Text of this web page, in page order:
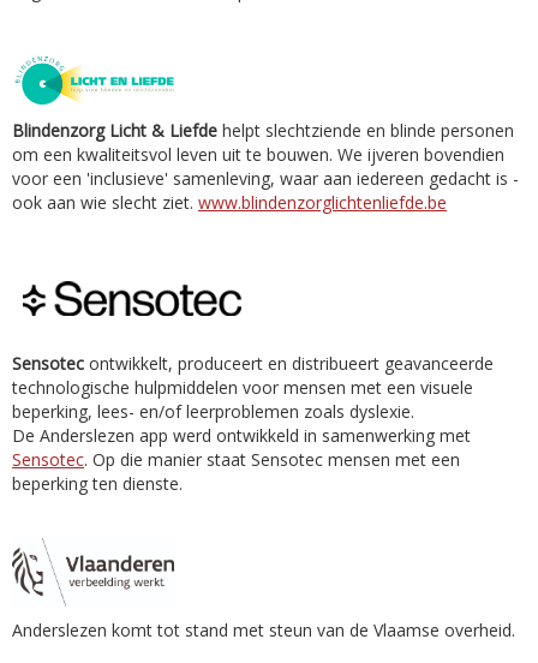
Blindenzorg Licht & Liefde helpt slechtziende en blinde personen
om een kwaliteitsvol leven uit te bouwen. We ijveren bovendien
voor een 'inclusieve' samenleving, waar aan iedereen gedacht is -
ook aan wie slecht ziet. www.blindenzorglichtenliefde.be
Sensotec ontwikkelt, produceert en distribueert geavanceerde
technologische hulpmiddelen voor mensen met een visuele
beperking, lees- en/of leerproblemen zoals dyslexie.
De Anderslezen app werd ontwikkeld in samenwerking met
Sensotec. Op die manier staat Sensotec mensen met een
beperking ten dienste.
Anderslezen komt tot stand met steun van de Vlaamse overheid.